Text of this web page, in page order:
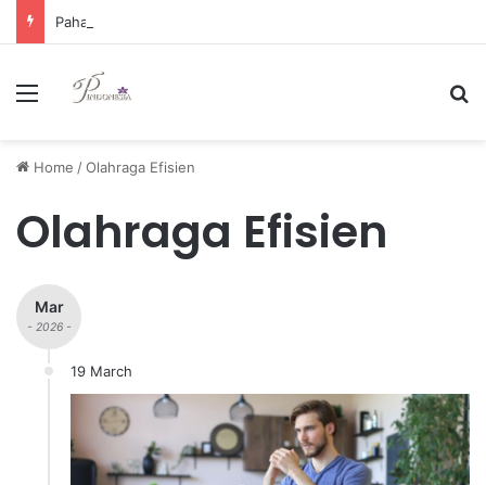
Menu
Home /Olahraga Efisien
Olahraga Efisien
Mar
- 2026 -
19 March